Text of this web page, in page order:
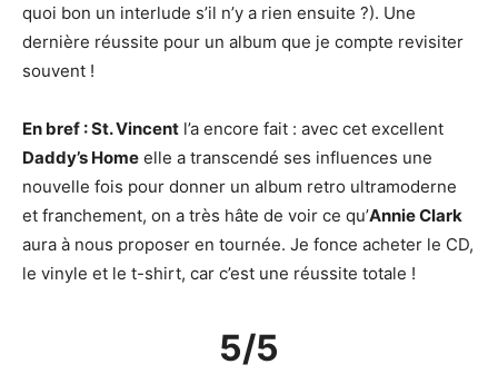
quoi bon un interlude s’il n’y a rien ensuite ?). Une
dernière réussite pour un album que je compte revisiter
souvent !
En bref : St. Vincent l’a encore fait : avec cet excellent
Daddy’s Home elle a transcendé ses influences une
nouvelle fois pour donner un album retro ultramoderne
et franchement, on a très hâte de voir ce qu’Annie Clark
aura à nous proposer en tournée. Je fonce acheter le CD,
le vinyle et le t-shirt, car c’est une réussite totale !
5/5